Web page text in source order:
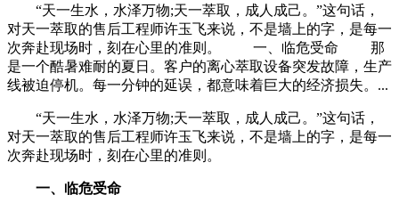
“天一生水，水泽万物;天一萃取，成人成己。”这句话，
对天一萃取的售后工程师许玉飞来说，不是墙上的字，是每一
次奔赴现场时，刻在心里的准则。 一、临危受命 那
是一个酷暑难耐的夏日。客户的离心萃取设备突发故障，生产
线被迫停机。每一分钟的延误，都意味着巨大的经济损失。...
“天一生水，水泽万物;天一萃取，成人成己。”这句话，
对天一萃取的售后工程师许玉飞来说，不是墙上的字，是每一
次奔赴现场时，刻在心里的准则。
一、临危受命